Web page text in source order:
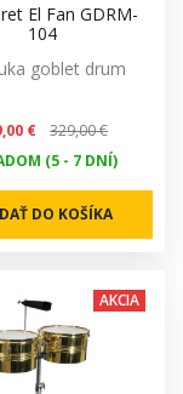
El Fan GDRM-
104
goblet drum
€
329,00 €
(5 - 7 DNÍ)
DO KOŠÍKA
AKCIA